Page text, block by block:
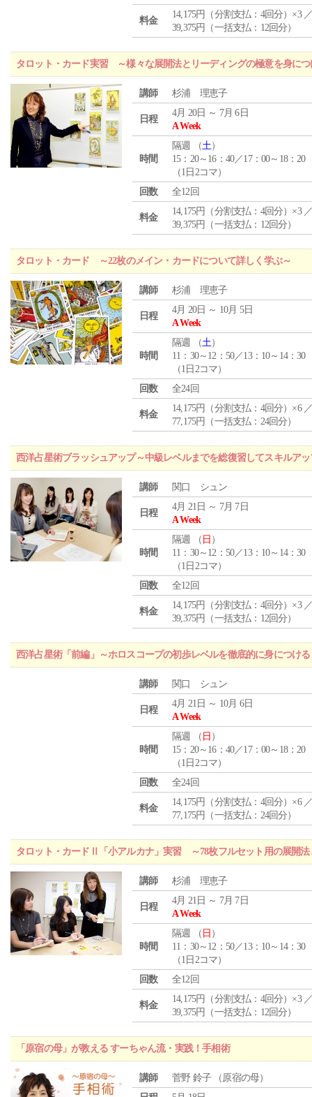
料金
14,175円（分割支払：4回分）×3
39,375円（一括支払：12回分）
タロット・カード実習 ～様々な展開法とリーディングの極意を身につ
講師 杉浦 理恵子
日程
4月 20日 ～ 7月 6日
A Week
時間
隔週 （土）
15：20～16：40／17：00～18：20
（1日2コマ）
回数
全12回
料金
14,175円（分割支払：4回分）×3
39,375円（一括支払：12回分）
タロット・カード ～22枚のメイン・カードについて詳しく学ぶ～
講師 杉浦 理恵子
日程
4月 20日 ～ 10月 5日
A Week
時間
隔週 （土）
11：30～12：50／13：10～14：30
（1日2コマ）
回数
全24回
料金
14,175円（分割支払：4回分）×6
77,175円（一括支払：24回分）
西洋占星術ブラッシュアップ～中級レベルまでを総復習してスキルア
講師 関口 シュン
日程
4月 21日 ～ 7月 7日
A Week
時間
隔週 （ 日 ）
11：30～12：50／13：10～14：30
（1日2コマ）
回数
全12回
料金
14,175円（分割支払：4回分）×3
39,375円（一括支払：12回分）
西洋占星術「前編」～ホロスコープの初歩レベルを徹底的に身につける
講師 関口 シュン
日程
4月 21日 ～ 10月 6日
A Week
時間
隔週 （ 日 ）
15：20～16：40／17：00～18：20
（1日2コマ）
回数
全24回
料金
14,175円（分割支払：4回分）×6
77,175円（一括支払：24回分）
タロット・カードⅡ「小アルカナ」実習 ～78枚フルセット用の展開法
講師 杉浦 理恵子
日程
4月 21日 ～ 7月 7日
A Week
時間
隔週 （ 日 ）
11：30～12：50／13：10～14：30
（1日2コマ）
回数
全12回
料金
14,175円（分割支払：4回分）×3
39,375円（一括支払：12回分）
「原宿の母」が教える すーちゃん流・実践！手相術
講師
菅野 鈴子 （原宿の母）